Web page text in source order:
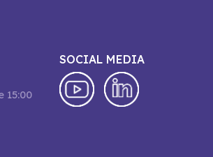
15:00
SOCIAL MEDIA